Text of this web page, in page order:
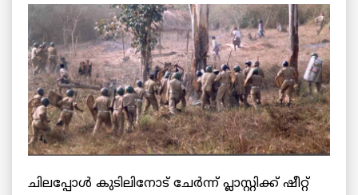
ചിലപ്പോള്‍ കുടിലിനോട്‌ ചേര്‍ന്ന്‌ പ്ലാസ്റ്റിക്ക്‌ ഷീറ്റ്‌